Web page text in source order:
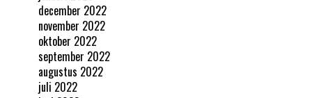
december 2022
november 2022
oktober 2022
september 2022
augustus 2022
juli 2022